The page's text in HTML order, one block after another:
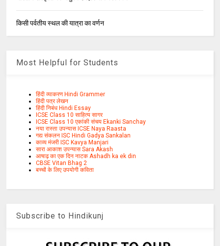
किसी पर्वतीय स्थल की यात्रा का वर्णन
Most Helpful for Students
हिंदी व्याकरण Hindi Grammer
हिंदी पत्र लेखन
हिंदी निबंध Hindi Essay
ICSE Class 10 साहित्य सागर
ICSE Class 10 एकांकी संचय Ekanki Sanchay
नया रास्ता उपन्यास ICSE Naya Raasta
गद्य संकलन ISC Hindi Gadya Sankalan
काव्य मंजरी ISC Kavya Manjari
सारा आकाश उपन्यास Sara Akash
आषाढ़ का एक दिन नाटक Ashadh ka ek din
CBSE Vitan Bhag 2
बच्चों के लिए उपयोगी कविता
Subscribe to Hindikunj